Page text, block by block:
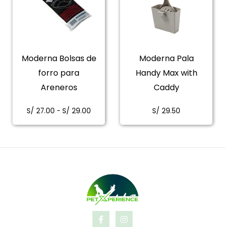
Moderna Bolsas de
forro para
Areneros
S/ 27.00 - S/ 29.00
de
desde
hasta
S/ 29.00
Moderna Pala
Handy Max with
Caddy
S/ 29.50